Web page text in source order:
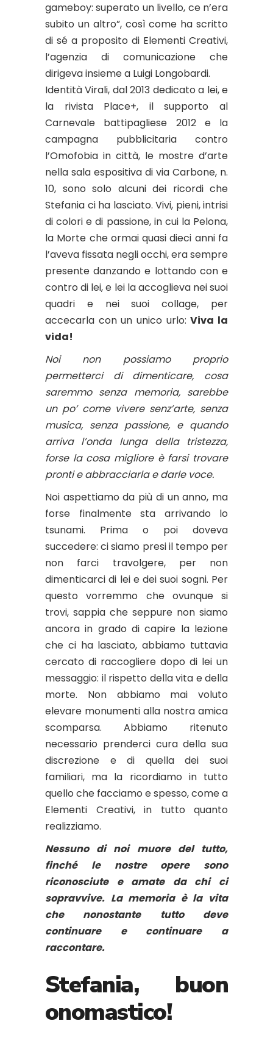
gameboy: superato un livello, ce n’era
subito un altro”, così come ha scritto
di sé a proposito di Elementi Creativi,
l’agenzia di comunicazione che
dirigeva insieme a Luigi Longobardi.
Identità Virali, dal 2013 dedicato a lei, e
la rivista Place+, il supporto al
Carnevale battipagliese 2012 e la
campagna pubblicitaria contro
l’Omofobia in città, le mostre d’arte
nella sala espositiva di via Carbone, n.
10, sono solo alcuni dei ricordi che
Stefania ci ha lasciato. Vivi, pieni, intrisi
di colori e di passione, in cui la Pelona,
la Morte che ormai quasi dieci anni fa
l’aveva fissata negli occhi, era sempre
presente danzando e lottando con e
contro di lei, e lei la accoglieva nei suoi
quadri e nei suoi collage, per
accecarla con un unico urlo:Viva la
vida!
Noi non possiamo proprio
permetterci di dimenticare, cosa
saremmo senza memoria, sarebbe
un po’ come vivere senz’arte, senza
musica, senza passione, e quando
arriva l’onda lunga della tristezza,
forse la cosa migliore è farsi trovare
pronti e abbracciarla e darle voce.
Noi aspettiamo da più di un anno, ma
forse finalmente sta arrivando lo
tsunami. Prima o poi doveva
succedere: ci siamo presi il tempo per
non farci travolgere, per non
dimenticarci di lei e dei suoi sogni. Per
questo vorremmo che ovunque si
trovi, sappia che seppure non siamo
ancora in grado di capire la lezione
che ci ha lasciato, abbiamo tuttavia
cercato di raccogliere dopo di lei un
messaggio: il rispetto della vita e della
morte. Non abbiamo mai voluto
elevare monumenti alla nostra amica
scomparsa. Abbiamo ritenuto
necessario prenderci cura della sua
discrezione e di quella dei suoi
familiari, ma la ricordiamo in tutto
quello che facciamo e spesso, come a
Elementi Creativi, in tutto quanto
realizziamo.
Nessuno di noi muore del tutto,
finché le nostre opere sono
riconosciute e amate da chi ci
sopravvive. La memoria è la vita
che nonostante tutto deve
continuare e continuare a
raccontare.
Stefania, buon
onomastico!